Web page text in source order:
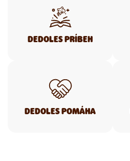
DEDOLES PRÍBEH
DEDOLES POMÁHA